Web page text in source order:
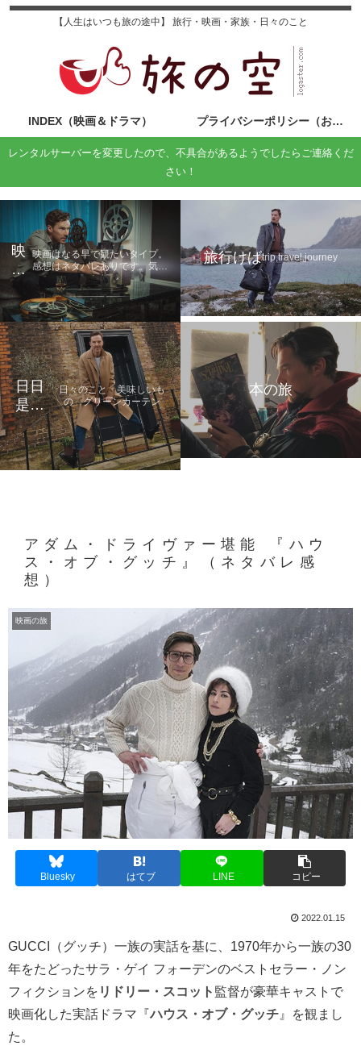
【人生はいつも旅の途中】 旅行・映画・家族・日々のこと
INDEX（映画＆ドラマ） プライバシーポリシー（お問い合わせ）
レンタルサーバーを変更したので、不具合があるようでしたらご連絡くだ
さい！
映
画
の
旅
映画はなる早で観たいタイプ。
感想はネタバレありです。気に
なる方は鑑賞後に読んでくださ
い。
旅行けばtrip,travel,journey
日日
是好
日
日々のこと 美味しいも
の グリーンカーテン
本の旅
アダム・ドライヴァー堪能 『ハウ
ス・オブ・グッチ』（ネタバレ感
想）
映画の旅
Bluesky はてブ LINE コピー
2022.01.15
GUCCI（グッチ）一族の実話を基に、1970年から一族の30
年をたどったサラ・ゲイ フォーデンのベストセラー・ノン
フィクションを リドリー・スコット 監督が豪華キャストで
映画化した実話ドラマ『ハウス・オブ・グッチ 』を観まし
た。